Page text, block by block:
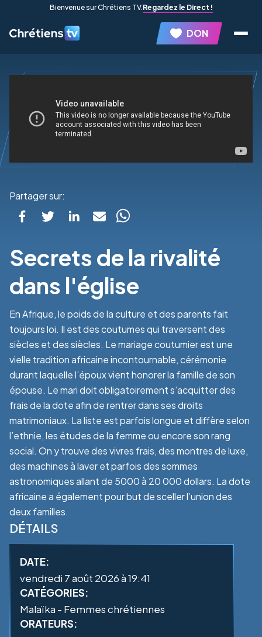
Bienvenue sur Chrétiens TV.Regardez le Direct !
DON
Partager sur:
Secrets de la rivalité
dans l'église
En Afrique, le poids de la culture et des parents fait
toujours loi. Il est des coutumes qui traversent des
siècles et des siècles. Le mariage coutumier est une
vielle tradition africaine incontournable, cérémonie
durant laquelle l’époux vient honorer la famille de son
épouse. Le mari doit obligatoirement s’acquitter des
frais de la dote afin de rentrer dans ses droits
matrimoniaux. La liste est parfois longue et diffère selon
l’ethnie, les études de la femme ou encore son rang
social. On y trouve des vivres frais, des montres de luxe,
des machines à laver et parfois des sommes
astronomiques allant de 5000 à 20 000 dollars. La dote
africaine a également pour but de sceller l’union des
deux familles.
DÉTAILS
DATE:
vendredi 7 août 2026 à 19:41
CATÉGORIES:
Malaïka - Femmes chrétiennes
ORATEURS: